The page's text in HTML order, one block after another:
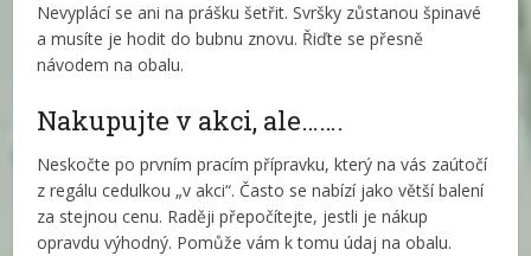
Nevyplácí se ani na prášku šetřit. Svršky zůstanou špinavé
a musíte je hodit do bubnu znovu. Řiďte se přesně
návodem na obalu.
Nakupujte v akci, ale…….
Neskočte po prvním pracím přípravku, který na vás zaútočí
z regálu cedulkou „v akci“. Často se nabízí jako větší balení
za stejnou cenu. Raději přepočítejte, jestli je nákup
opravdu výhodný. Pomůže vám k tomu údaj na obalu.